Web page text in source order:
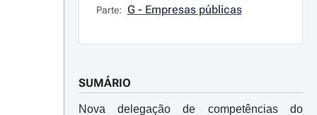
Parte: G - Empresas públicas
SUMÁRIO
Nova delegação de competências do